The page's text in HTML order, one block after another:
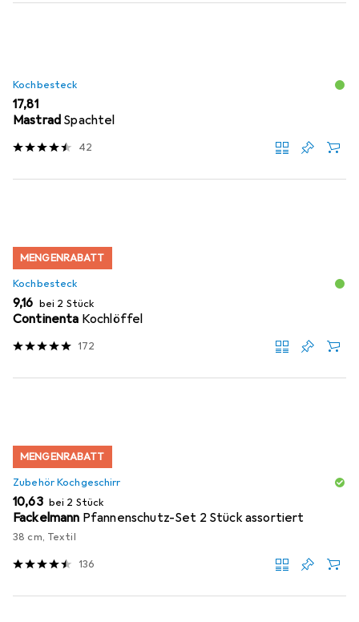
Kochbesteck
EUR
17,81
Mastrad Spachtel
42
MENGENRABATT
Kochbesteck
EUR
9,16 bei 2 Stück
Continenta Kochlöffel
172
MENGENRABATT
Zubehör Kochgeschirr
EUR
10,63 bei 2 Stück
Fackelmann Pfannenschutz-Set 2 Stück assortiert
38 cm, Textil
136